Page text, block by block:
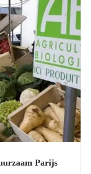
Parijs